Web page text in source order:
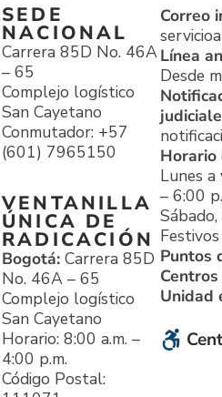
SEDE
NACIONAL
Carrera 85D No. 46A
– 65
Complejo logístico
San Cayetano
Conmutador: +57
(601) 7965150
VENTANILLA
ÚNICA DE
RADICACIÓN
Bogotá: Carrera 85D
No. 46A – 65
Complejo logístico
San Cayetano
Horario: 8:00 a.m. –
4:00 p.m.
Código Postal:
Correo
Línea
Desde
Horario
Lunes a
– 6:00
Puntos
Unidad